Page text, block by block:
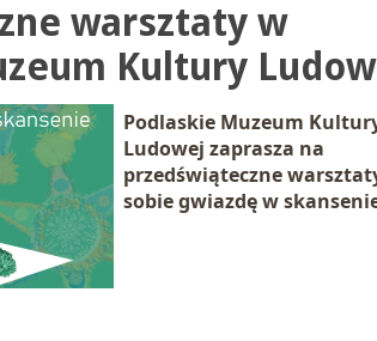
warsztaty w
Kultury
Podlaskie Muzeum
Ludowej zaprasza na
przedświąteczne
sobie gwiazdę w